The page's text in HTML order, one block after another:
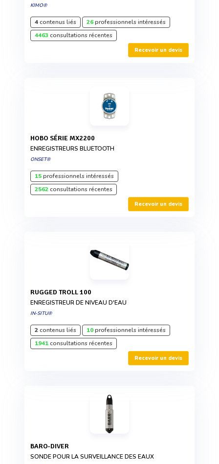
KIMO®
4contenus liés 26professionnels intéressés
4463 consultations récentes
Recevoir un devis
HOBO SÉRIE MX2200
ENREGISTREURS BLUETOOTH
ONSET®
15professionnels intéressés
2562consultations récentes
Recevoir un devis
RUGGED TROLL 100
ENREGISTREUR DE NIVEAU D'EAU
IN-SITU®
2contenus liés 10professionnels intéressés
1941consultations récentes
Recevoir un devis
BARO-DIVER
SONDE POUR LA SURVEILLANCE DES EAUX